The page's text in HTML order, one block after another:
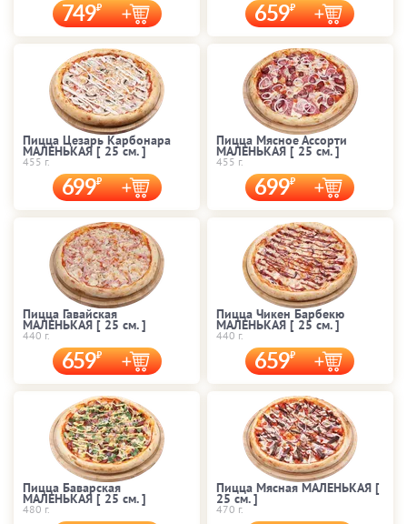
749 659
Пицца Цезарь Карбонара
МАЛЕНЬКАЯ [ 25 cм. ]
455 г.
699
Пицца Мясное Ассорти
МАЛЕНЬКАЯ [ 25 cм. ]
455 г.
699
Пицца Гавайская
МАЛЕНЬКАЯ [ 25 cм. ]
440 г.
659
Пицца Чикен Барбекю
МАЛЕНЬКАЯ [ 25 cм. ]
440 г.
659
Пицца Баварская
МАЛЕНЬКАЯ [ 25 cм. ]
480 г.
Пицца Мясная МАЛЕНЬКАЯ [
25 cм. ]
470 г.